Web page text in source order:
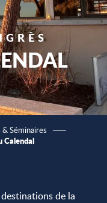
Séminaires
Calendal
de la